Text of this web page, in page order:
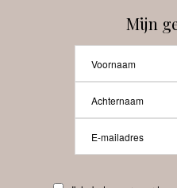
Mijn